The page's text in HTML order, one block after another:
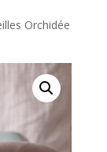
Orchidée